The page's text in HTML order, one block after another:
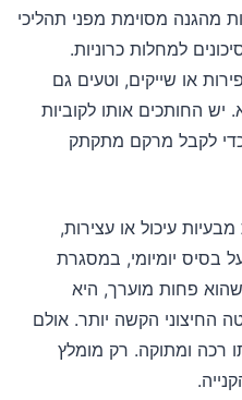
מהגנה מסוימת מפני תהליכי
למחלות כרוניות.
או שייקים, וטעים גם
יש החותכים אותו לקוביות
כדי לקבל מרקם מתקתק
עיכול או עצירות,
יומיומי, במסגרת
פחות מוערך, היא
החיצוני הקשה יותר. אולם
רכה ומתוקה. רק מומלץ